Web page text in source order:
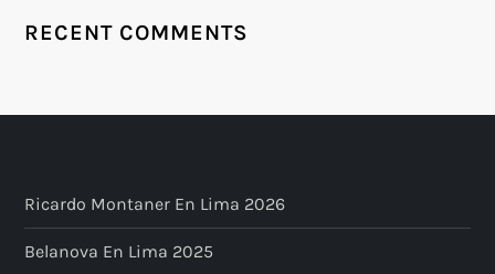
RECENT COMMENTS
Ricardo Montaner En Lima 2026
Belanova En Lima 2025